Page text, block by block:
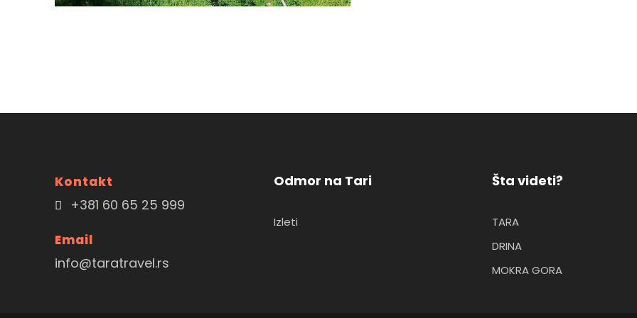
Kontakt
+381 60 65 25 999
Email
info@taratravel.rs
Odmor na Tari
Izleti
Šta videti?
TARA
DRINA
MOKRA GORA